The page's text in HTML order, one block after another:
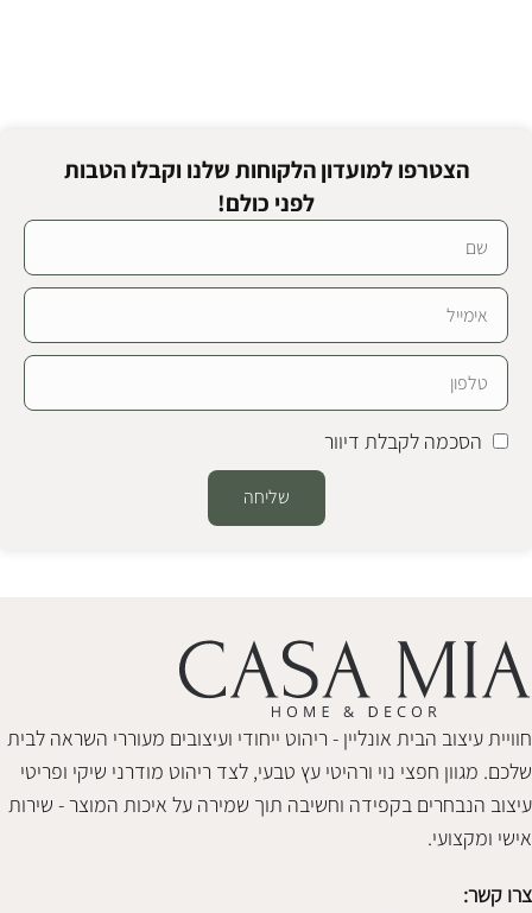
הצטרפו למועדון הלקוחות שלנו וקבלו הטבות
לפני כולם!
הסכמה לקבלת דיוור
שליחה
חוויית עיצוב הבית אונליין - ריהוט ייחודי ועיצובים מעוררי השראה לבית
שלכם. מגוון חפצי נוי ורהיטי עץ טבעי, לצד ריהוט מודרני שיקי ופריטי
עיצוב הנבחרים בקפידה וחשיבה תוך שמירה על איכות המוצר - שירות
אישי ומקצועי.
צרו קשר: